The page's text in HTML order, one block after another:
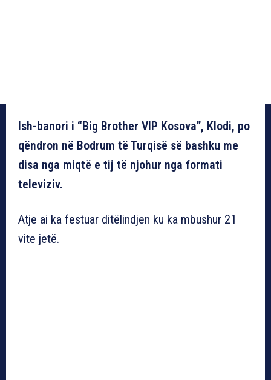
Ish-banori i “Big Brother VIP Kosova”, Klodi, po
qëndron në Bodrum të Turqisë së bashku me
disa nga miqtë e tij të njohur nga formati
televiziv.
Atje ai ka festuar ditëlindjen ku ka mbushur 21
vite jetë.